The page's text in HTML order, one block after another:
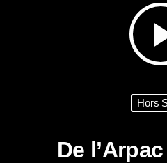
Hors
De